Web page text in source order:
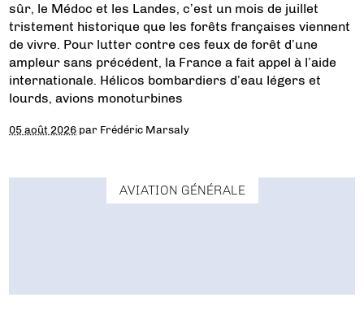
sûr, le Médoc et les Landes, c’est un mois de juillet
tristement historique que les forêts françaises viennent
de vivre. Pour lutter contre ces feux de forêt d’une
ampleur sans précédent, la France a fait appel à l’aide
internationale. Hélicos bombardiers d’eau légers et
lourds, avions monoturbines
05 août 2026 par Frédéric Marsaly
AVIATION GÉNÉRALE